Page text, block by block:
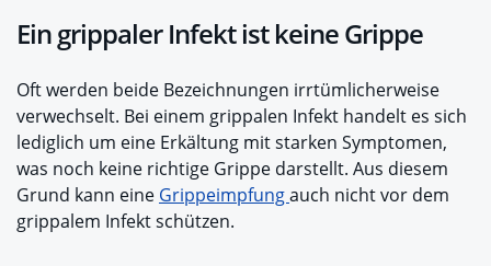
Ein grippaler Infekt ist keine Grippe
Oft werden beide Bezeichnungen irrtümlicherweise
verwechselt. Bei einem grippalen Infekt handelt es sich
lediglich um eine Erkältung mit starken Symptomen,
was noch keine richtige Grippe darstellt. Aus diesem
Grund kann eine Grippeimpfungauch nicht vor dem
grippalem Infekt schützen.